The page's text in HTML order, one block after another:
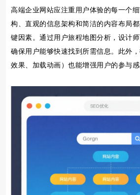
高端企业网站应注重用户体验的每一个
构、直观的信息架构和简洁的内容布局
键因素。通过用户旅程地图分析，设计师
确保用户能够快速找到所需信息。此外
效果、加载动画）也能增强用户的参与感